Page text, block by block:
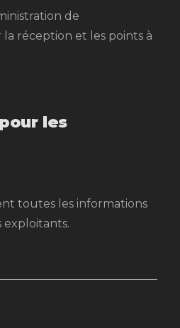
de
réception et les points à
les
toutes les informations